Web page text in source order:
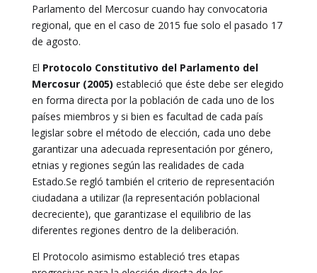
Parlamento del Mercosur cuando hay convocatoria
regional, que en el caso de 2015 fue solo el pasado 17
de agosto.
El Protocolo Constitutivo del Parlamento del
Mercosur (2005) estableció que éste debe ser elegido
en forma directa por la población de cada uno de los
países miembros y si bien es facultad de cada país
legislar sobre el método de elección, cada uno debe
garantizar una adecuada representación por género,
etnias y regiones según las realidades de cada
Estado.Se regló también el criterio de representación
ciudadana a utilizar (la representación poblacional
decreciente), que garantizase el equilibrio de las
diferentes regiones dentro de la deliberación.
El Protocolo asimismo estableció tres etapas